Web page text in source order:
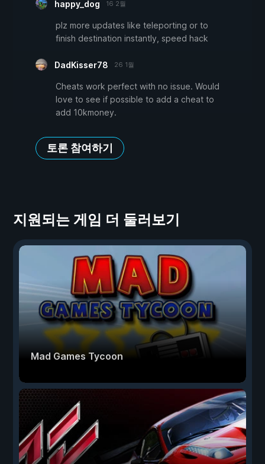
happy_dog 16 2월
plz more updates like teleporting or to
finish destination instantly, speed hack
DadKisser78 26 1월
Cheats work perfect with no issue. Would
love to see if possible to add a cheat to
add 10kmoney.
토론 참여하기
지원되는 게임 더 둘러보기
Mad Games Tycoon